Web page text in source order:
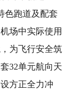
色跑道及配套
场中实际使用
为飞行安全筑
32单元航向天
方正全力冲